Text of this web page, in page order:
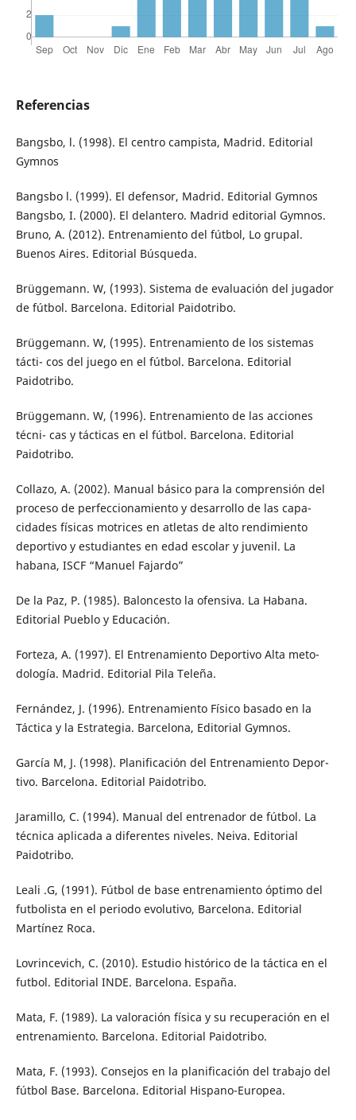
Referencias
Bangsbo, l. (1998). El centro campista, Madrid. Editorial
Gymnos
Bangsbo l. (1999). El defensor, Madrid. Editorial Gymnos
Bangsbo, I. (2000). El delantero. Madrid editorial Gymnos.
Bruno, A. (2012). Entrenamiento del fútbol, Lo grupal.
Buenos Aires. Editorial Búsqueda.
Brüggemann. W, (1993). Sistema de evaluación del jugador
de fútbol. Barcelona. Editorial Paidotribo.
Brüggemann. W, (1995). Entrenamiento de los sistemas
tácti- cos del juego en el fútbol. Barcelona. Editorial
Paidotribo.
Brüggemann. W, (1996). Entrenamiento de las acciones
técni- cas y tácticas en el fútbol. Barcelona. Editorial
Paidotribo.
Collazo, A. (2002). Manual básico para la comprensión del
proceso de perfeccionamiento y desarrollo de las capa-
cidades físicas motrices en atletas de alto rendimiento
deportivo y estudiantes en edad escolar y juvenil. La
habana, ISCF “Manuel Fajardo”
De la Paz, P. (1985). Baloncesto la ofensiva. La Habana.
Editorial Pueblo y Educación.
Forteza, A. (1997). El Entrenamiento Deportivo Alta meto-
dología. Madrid. Editorial Pila Teleña.
Fernández, J. (1996). Entrenamiento Físico basado en la
Táctica y la Estrategia. Barcelona, Editorial Gymnos.
García M, J. (1998). Planificación del Entrenamiento Depor-
tivo. Barcelona. Editorial Paidotribo.
Jaramillo, C. (1994). Manual del entrenador de fútbol. La
técnica aplicada a diferentes niveles. Neiva. Editorial
Paidotribo.
Leali .G, (1991). Fútbol de base entrenamiento óptimo del
futbolista en el periodo evolutivo, Barcelona. Editorial
Martínez Roca.
Lovrincevich, C. (2010). Estudio histórico de la táctica en el
futbol. Editorial INDE. Barcelona. España.
Mata, F. (1989). La valoración física y su recuperación en el
entrenamiento. Barcelona. Editorial Paidotribo.
Mata, F. (1993). Consejos en la planificación del trabajo del
fútbol Base. Barcelona. Editorial Hispano-Europea.